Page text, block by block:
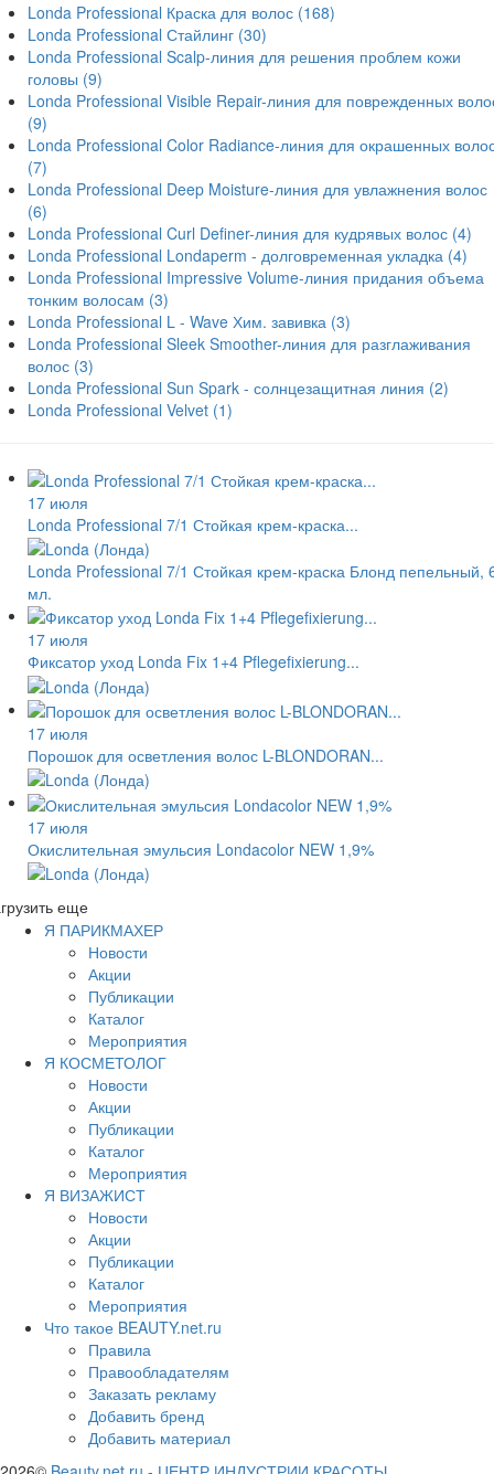
Londa Professional Краска для волос (168)
Londa Professional Стайлинг (30)
Londa Professional Scalp-линия для решения проблем кожи
головы (9)
Londa Professional Visible Repair-линия для поврежденных
(9)
Londa Professional Color Radiance-линия для окрашенных
(7)
Londa Professional Deep Moisture-линия для увлажнения волос
(6)
Londa Professional Curl Definer-линия для кудрявых волос (4)
Londa Professional Londaperm - долговременная укладка (4)
Londa Professional Impressive Volume-линия придания объема
тонким волосам (3)
Londa Professional L - Wave Хим. завивка (3)
Londa Professional Sleek Smoother-линия для разглаживания
волос (3)
Londa Professional Sun Spark - солнцезащитная линия (2)
Londa Professional Velvet (1)
17 июля
Londa Professional 7/1 Стойкая крем-краска...
Londa Professional 7/1 Стойкая крем-краска Блонд пепельный,
мл.
17 июля
Фиксатор уход Londa Fix 1+4 Pflegefixierung...
17 июля
Порошок для осветления волос L-BLONDORAN...
17 июля
Окислительная эмульсия Londacolor NEW 1,9%
еще
Я ПАРИКМАХЕР
Новости
Акции
Публикации
Каталог
Мероприятия
Я КОСМЕТОЛОГ
Новости
Акции
Публикации
Каталог
Мероприятия
Я ВИЗАЖИСТ
Новости
Акции
Публикации
Каталог
Мероприятия
Что такое BEAUTY.net.ru
Правила
Правообладателям
Заказать рекламу
Добавить бренд
Добавить материал